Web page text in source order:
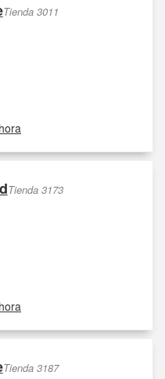
Tienda 3011
Tienda 3173
Tienda 3187